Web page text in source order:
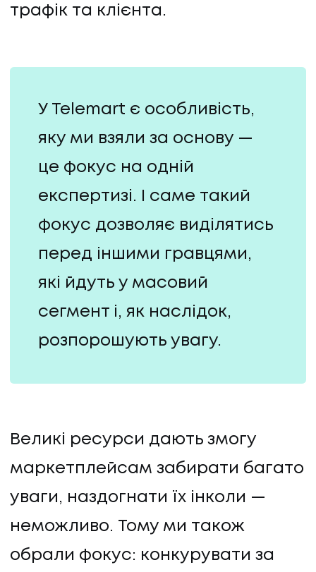
трафік та клієнта.
У Telemart є особливість,
яку ми взяли за основу —
це фокус на одній
експертизі. І саме такий
фокус дозволяє виділятись
перед іншими гравцями,
які йдуть у масовий
сегмент і, як наслідок,
розпорошують увагу.
Великі ресурси дають змогу
маркетплейсам забирати багато
уваги, наздогнати їх інколи —
неможливо. Тому ми також
обрали фокус: конкурувати за